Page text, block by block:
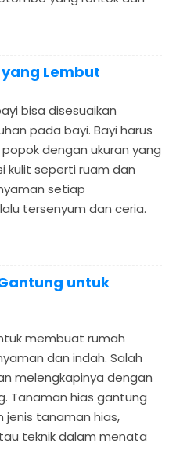
Lembut
bisa disesuaikan
pada bayi. Bayi harus
dengan ukuran yang
kulit seperti ruam dan
setiap
tersenyum dan ceria.
untuk
membuat rumah
dan indah. Salah
melengkapinya dengan
Tanaman hias gantung
jenis tanaman hias,
teknik dalam menata